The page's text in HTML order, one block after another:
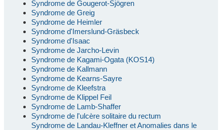
Syndrome de Gougerot-Sjögren
Syndrome de Greig
Syndrome de Heimler
Syndrome d'Imerslund-Gräsbeck
Syndrome d'Isaac
Syndrome de Jarcho-Levin
Syndrome de Kagami-Ogata (KOS14)
Syndrome de Kallmann
Syndrome de Kearns-Sayre
Syndrome de Kleefstra
Syndrome de Klippel Feil
Syndrome de Lamb-Shaffer
Syndrome de l'ulcère solitaire du rectum
Syndrome de Landau-Kleffner et Anomalies dans le